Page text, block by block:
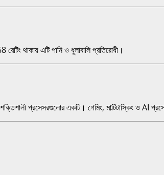
থাকায় এটি পানি ও ধুলাবালি প্রতিরোধী।
প্রসেসরগুলোর একটি। গেমিং, মাল্টিটাস্কিং ও AI